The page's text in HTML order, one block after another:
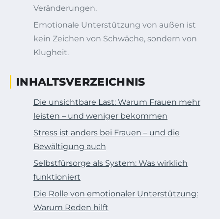
Veränderungen.
Emotionale Unterstützung von außen ist
kein Zeichen von Schwäche, sondern von
Klugheit.
INHALTSVERZEICHNIS
Die unsichtbare Last: Warum Frauen mehr
leisten – und weniger bekommen
Stress ist anders bei Frauen – und die
Bewältigung auch
Selbstfürsorge als System: Was wirklich
funktioniert
Die Rolle von emotionaler Unterstützung:
Warum Reden hilft